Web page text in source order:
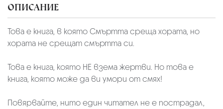
ОПИСАНИЕ
Това е книга, в която Смъртта среща хората, но
хората не срещат смъртта си.
Това е книга, която НЕ взема жертви. Но това е
книга, която може да ви умори от смях!
Повярвайте, нито един читател не е пострадал,